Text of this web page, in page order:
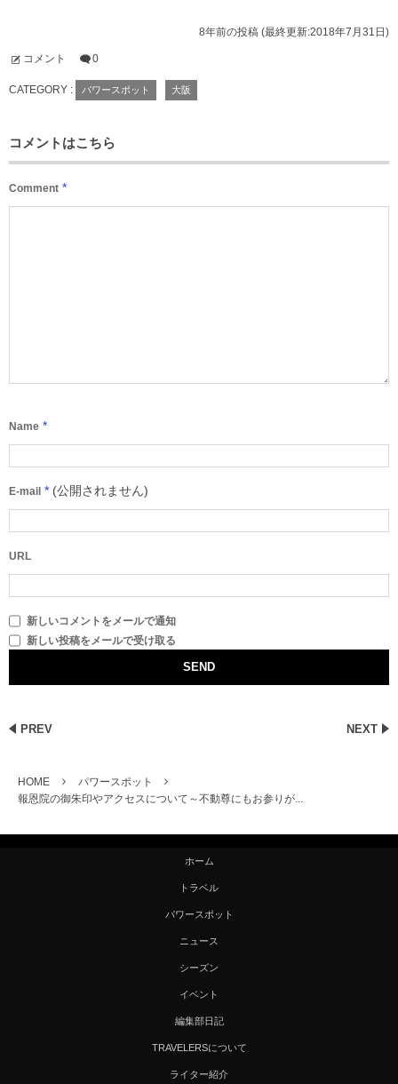
8年前の投稿 (最終更新:2018年7月31日)
コメント 0
CATEGORY : パワースポット 大阪
コメントはこちら
Comment *
Name *
E-mail * (公開されません)
URL
新しいコメントをメールで通知
新しい投稿をメールで受け取る
PREV NEXT
HOME
パワースポット
報恩院の御朱印やアクセスについて～不動尊にもお参りが...
ホーム
トラベル
パワースポット
ニュース
シーズン
イベント
編集部日記
TRAVELERSについて
ライター紹介